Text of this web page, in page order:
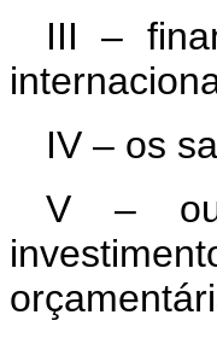
III –
IV – os
V –